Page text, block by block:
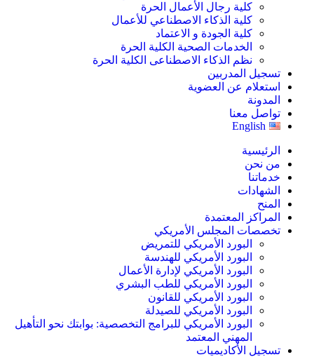
كلية رجال الأعمال الحرة
كلية الذكاء الاصطناعي للأعمال
كلية الجودة و الاعتماد
الخدمات الصحية الكلية الحرة
نظم الذكاء الاصطناعى الكلية الحرة
تسجيل المدربين
استعلام عن العضوية
المدونة
تواصل معنا
English
الرئيسية
من نحن
خدماتنا
الشهادات
المنح
المراكز المعتمدة
تخصصات المجلس الأمريكي
البورد الأمريكي للتمريض
البورد الأمريكي للهندسة
البورد الأمريكي لإدارة الأعمال
البورد الأمريكي للطب البشري
البورد الأمريكي للقانون
البورد الأمريكي للصيدلة
البورد الأمريكي للبرامج التخصصية: بوابتك نحو التأهيل
المهني المعتمد
تسجيل الأكاديميات